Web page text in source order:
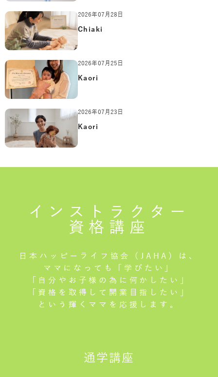
2026年07月28日
Chiaki
2026年07月25日
Kaori
2026年07月23日
Kaori
インストラクター
資格講座
日本ハッピーライフ協会（JAHA）は、
ママになっても「学びたい」
「自分やお子様の為に何かしたい」
「資格を取得して開業目指したい」
という輝くママを応援します。
通学講座